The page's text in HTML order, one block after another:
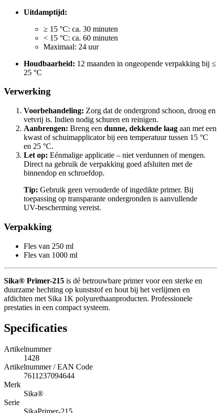
Uitdamptijd:
≥ 15 °C: ca. 30 minuten
< 15 °C: ca. 60 minuten
Maximaal: 24 uur
Houdbaarheid: 12 maanden in ongeopende verpakking bij ≤
25 °C
Verwerking
Voorbehandeling: Zorg dat de ondergrond schoon, droog en
vetvrij is. Indien nodig schuren en reinigen.
Aanbrengen: Breng een dunne, dekkende laag aan met een
kwast of schuimapplicator bij een temperatuur tussen 15 °C
en 25 °C.
Let op: Eénmalige applicatie – niet verdunnen of mengen.
Direct na gebruik de verpakking goed afsluiten met de
binnendop en schroefdop.
Tip: Gebruik geen verouderde of ingedikte primer. Bij
toepassing op transparante ondergronden is aanvullende
UV-bescherming vereist.
Verpakking
Fles van 250 ml
Fles van 1000 ml
Sika® Primer-215 is dé betrouwbare primer voor een sterke en
duurzame hechting op kunststof en hout bij het verlijmen en
afdichten met Sika 1K polyurethaanproducten. Professionele
prestaties in een compact systeem.
Specificaties
Artikelnummer
1428
Artikelnummer / EAN Code
7611237094644
Merk
Sika®
Serie